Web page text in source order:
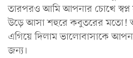
তারপরও আমি আপনার চোখে স্বপ্ন
উড়ে আসা শহুরে কবুতরের
এগিয়ে দিলাম ভালোবাসাকে
জন্য।